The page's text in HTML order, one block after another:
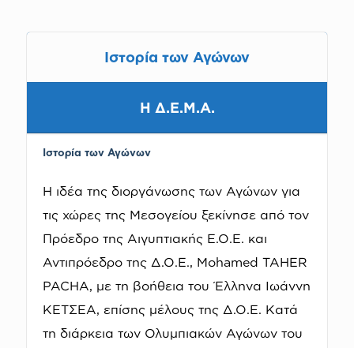
Ιστορία των Αγώνων
Η Δ.Ε.Μ.Α.
Ιστορία των Αγώνων
Η ιδέα της διοργάνωσης των Αγώνων για
τις χώρες της Μεσογείου ξεκίνησε από τον
Πρόεδρο της Αιγυπτιακής Ε.Ο.Ε. και
Αντιπρόεδρο της Δ.Ο.Ε., Mohamed TAHER
PACHA, με τη βοήθεια του Έλληνα Ιωάννη
ΚΕΤΣΕΑ, επίσης μέλους της Δ.Ο.Ε. Κατά
τη διάρκεια των Ολυμπιακών Αγώνων του